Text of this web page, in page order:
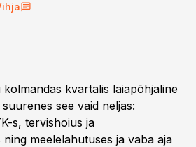
kvartalis laiapõhjaline
see vaid neljas:
s, tervishoius ja
meelelahutuses ja vaba aja